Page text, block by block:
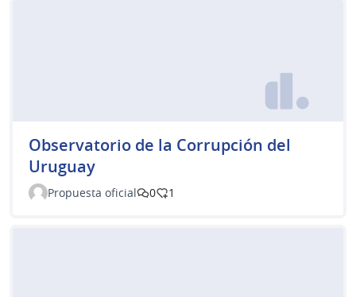
Observatorio de la Corrupción del
Uruguay
Propuesta oficial 0 1